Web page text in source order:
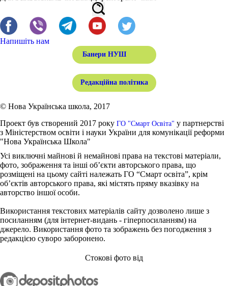
Напишіть нам
Банери НУШ
Редакційна політика
© Нова Українська школа, 2017
Проект був створений 2017 року ГО "Смарт Освіта" у партнерстві
з Міністерством освіти і науки України для комунікації реформи
"Нова Українська Школа"
Усі виключні майнові й немайнові права на текстові матеріали,
фото, зображення та інші об’єкти авторського права, що
розміщені на цьому сайті належать ГО “Смарт освіта”, крім
об’єктів авторського права, які містять пряму вказівку на
авторство іншої особи.
Використання текстових матеріалів сайту дозволено лише з
посиланням (для інтернет-видань - гіперпосиланням) на
джерело. Використання фото та зображень без погодження з
редакцією суворо заборонено.
Стокові фото від